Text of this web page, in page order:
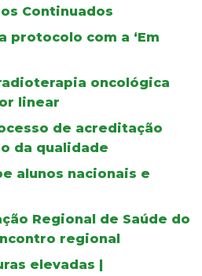
Continuados
protocolo com a ‘Em
oncológica
linear
de acreditação
da qualidade
alunos nacionais e
Regional de Saúde do
regional
elevadas |